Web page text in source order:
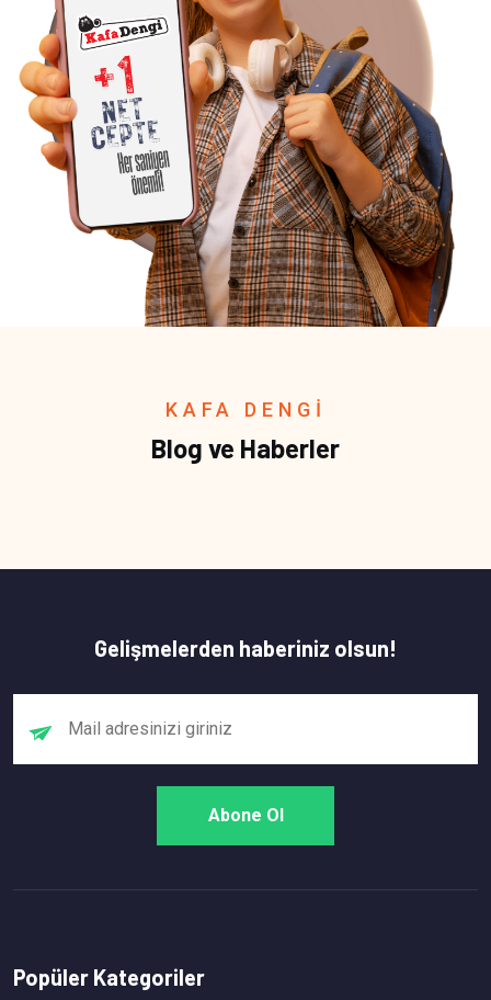
KAFA DENGİ
Blog ve Haberler
Gelişmelerden haberiniz olsun!
Popüler Kategoriler